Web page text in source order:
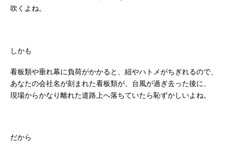
吹くよね。
しかも
看板類や垂れ幕に負荷がかかると、紐やハトメがちぎれるので、
あなたの会社名が刻まれた看板類が、台風が過ぎ去った後に、
現場からかなり離れた道路上へ落ちていたら恥ずかしいよね。
だから